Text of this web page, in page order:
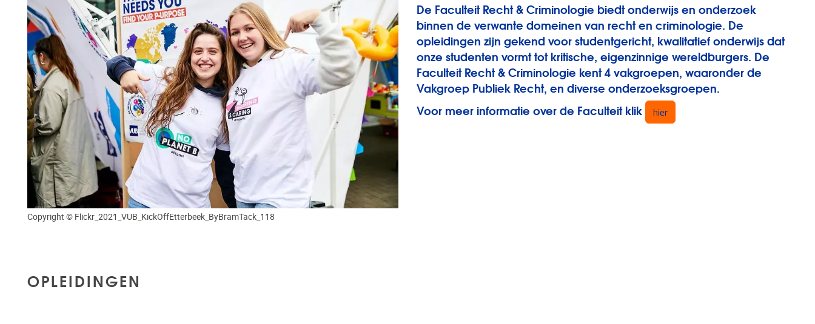
Copyright © Flickr_2021_VUB_KickOffEtterbeek_ByBramTack_118
De Faculteit Recht & Criminologie biedt onderwijs en onderzoek
binnen de verwante domeinen van recht en criminologie. De
opleidingen zijn gekend voor studentgericht, kwalitatief onderwijs dat
onze studenten vormt tot kritische, eigenzinnige wereldburgers. De
Faculteit Recht & Criminologie kent 4 vakgroepen, waaronder de
Vakgroep Publiek Recht, en diverse onderzoeksgroepen.
Voor meer informatie over de Faculteit klik
hier
OPLEIDINGEN